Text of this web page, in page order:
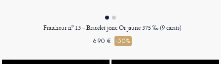
Fraicheur nº 13 - Bracelet jonc Or jaune 375 ‰ (9 carats)
690 € -50%